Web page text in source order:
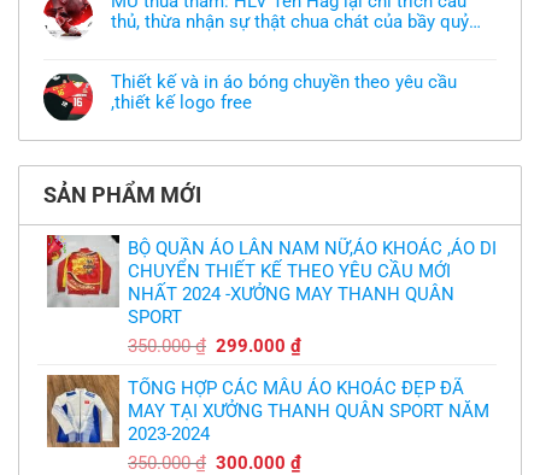
thun
đồng
chưa
có
mẫu
thì
làm
luận
ở
Xưởng
khoác
theo
yêu
thiết
tại
TPHCM
thủ, thừa nhận sự thật chua chát của bầy quỷ
bình
luận
ở
MU
thảm:
Hag
lại
trích
cầu
thủ,
thừa
nhận
sự
thật
chát
bầy
quỷ
nhỏ
Thiết kế và in áo bóng chuyền theo yêu cầu
,thiết kế logo free
có
luận
Thiết
và
in
áo
bóng
chuyền
theo
yêu
,thiết
free
SẢN PHẨM MỚI
BỘ QUẦN ÁO LÂN NAM NỮ,ÁO KHOÁC ,ÁO DI
CHUYỂN THIẾT KẾ THEO YÊU CẦU MỚI
NHẤT 2024 -XƯỞNG MAY THANH QUÂN
SPORT
350.000₫ Giá
là:
350.000 ₫.
299.000₫Giá
tại
là:
TỔNG HỢP CÁC MẪU ÁO KHOÁC ĐẸP ĐÃ
MAY TẠI XƯỞNG THANH QUÂN SPORT NĂM
2023-2024
350.000₫ Giá
300.000₫Giá